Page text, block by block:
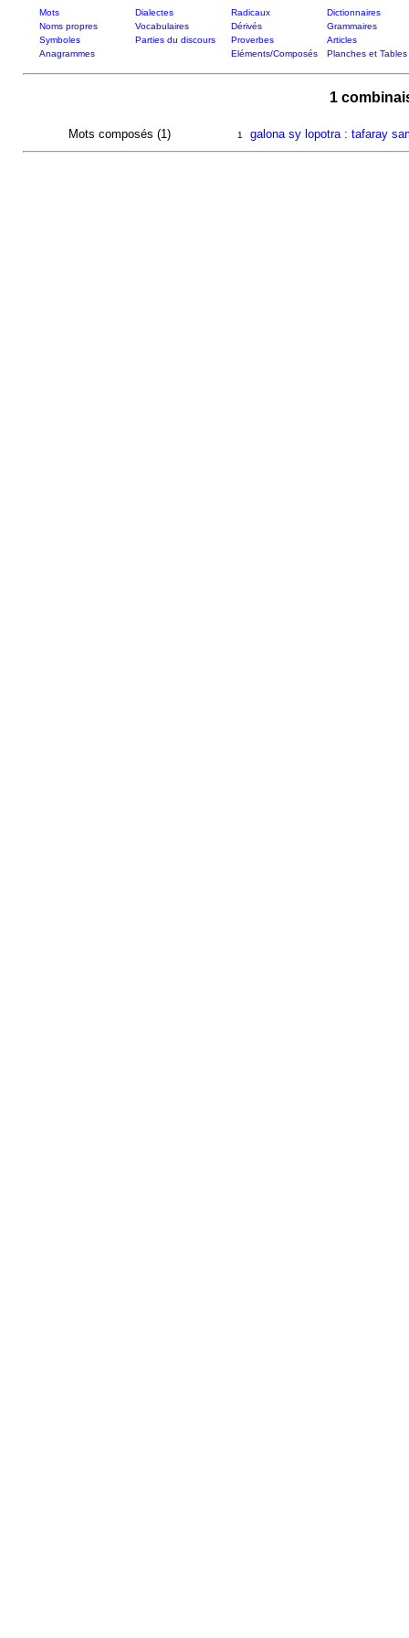
Mots Dialectes Radicaux
Dictionnaires
Noms propres
Vocabulaires Dérivés
Grammaires
Symboles
Parties du discours Proverbes
Articles
Anagrammes
Eléments/Composés Planches et Tables
1
Mots composés (1) 1 galona sy lopotra : tafaray